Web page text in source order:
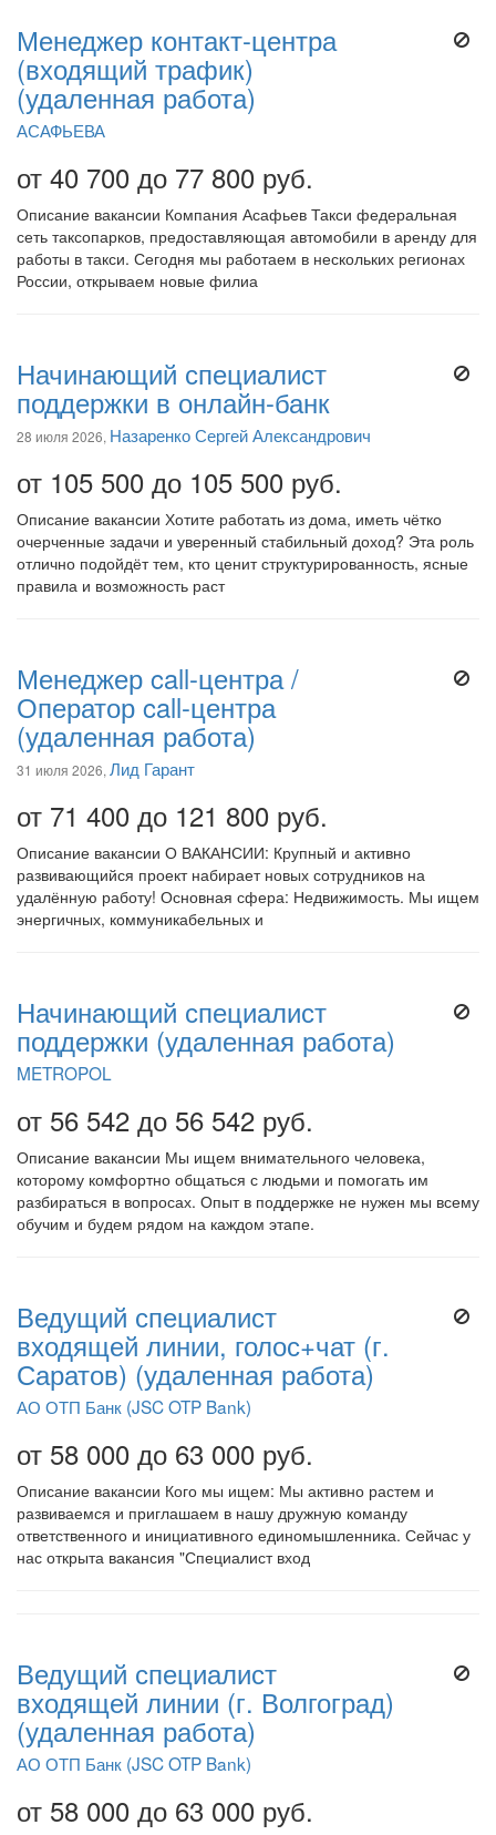
Менеджер контакт-центра
(входящий трафик)
(удаленная работа)
АСАФЬЕВА
от 40 700 до 77 800 руб.
Описание вакансии Компания Асафьев Такси федеральная
сеть таксопарков, предоставляющая автомобили в аренду для
работы в такси. Сегодня мы работаем в нескольких регионах
России, открываем новые филиа
Начинающий специалист
поддержки в онлайн-банк
28 июля 2026, Назаренко Сергей Александрович
от 105 500 до 105 500 руб.
Описание вакансии Хотите работать из дома, иметь чётко
очерченные задачи и уверенный стабильный доход? Эта роль
отлично подойдёт тем, кто ценит структурированность, ясные
правила и возможность раст
Менеджер call-центра /
Оператор call-центра
(удаленная работа)
31 июля 2026, Лид Гарант
от 71 400 до 121 800 руб.
Описание вакансии О ВАКАНСИИ: Крупный и активно
развивающийся проект набирает новых сотрудников на
удалённую работу! Основная сфера: Недвижимость. Мы ищем
энергичных, коммуникабельных и
Начинающий специалист
поддержки (удаленная работа)
METROPOL
от 56 542 до 56 542 руб.
Описание вакансии Мы ищем внимательного человека,
которому комфортно общаться с людьми и помогать им
разбираться в вопросах. Опыт в поддержке не нужен мы всему
обучим и будем рядом на каждом этапе.
Ведущий специалист
входящей линии, голос+чат (г.
Саратов) (удаленная работа)
АО ОТП Банк (JSC OTP Bank)
от 58 000 до 63 000 руб.
Описание вакансии Кого мы ищем: Мы активно растем и
развиваемся и приглашаем в нашу дружную команду
ответственного и инициативного единомышленника. Сейчас у
нас открыта вакансия "Специалист вход
Ведущий специалист
входящей линии (г. Волгоград)
(удаленная работа)
АО ОТП Банк (JSC OTP Bank)
от 58 000 до 63 000 руб.